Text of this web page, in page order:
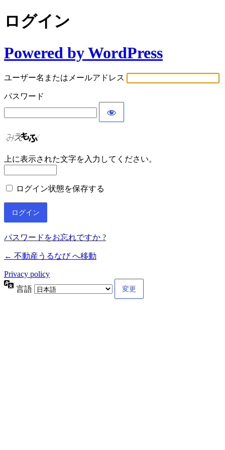
ログイン
Powered by WordPress
ユーザー名またはメールアドレス
パスワード
上に表示された文字を入力してください。
ログイン状態を保存する
パスワードをお忘れですか ?
← 不動産うるなび へ移動
Privacy policy
言語